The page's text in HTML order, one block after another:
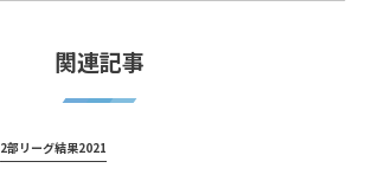
関連記事
2部リーグ結果2021